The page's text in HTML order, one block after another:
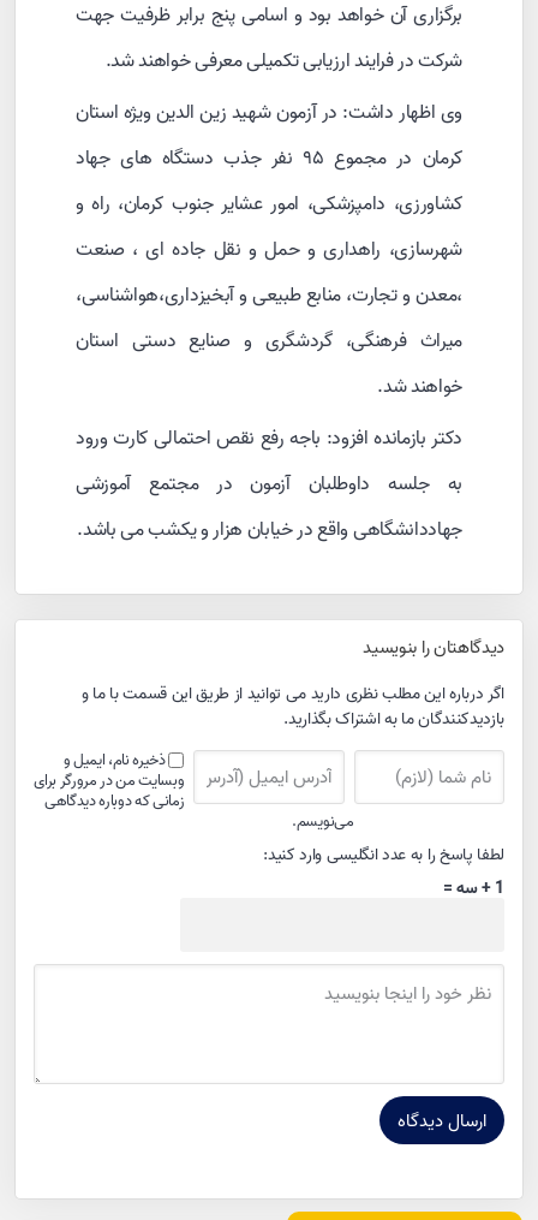
برگزاری آن خواهد بود و اسامی پنج برابر ظرفیت جهت
شرکت در فرایند ارزیابی تکمیلی معرفی خواهند شد.
وی اظهار داشت: در آزمون شهید زین الدین ویژه استان
کرمان در مجموع ۹۵ نفر جذب دستگاه های جهاد
کشاورزی، دامپزشکی، امور عشایر جنوب کرمان، راه و
شهرسازی، راهداری و حمل و نقل جاده ای ، صنعت
،معدن و تجارت، منابع طبیعی و آبخیزداری،هواشناسی،
میراث فرهنگی، گردشگری و صنایع دستی استان
خواهند شد.
دکتر بازمانده افزود: باجه رفع نقص احتمالی کارت ورود
به جلسه داوطلبان آزمون در مجتمع آموزشی
جهاددانشگاهی واقع در خیابان هزار و یکشب می باشد.
دیدگاهتان را بنویسید
اگر درباره این مطلب نظری دارید می توانید از طریق این قسمت با ما و
بازدیدکنندگان ما به اشتراک بگذارید.
ذخیره نام، ایمیل و
وبسایت من در مرورگر برای
زمانی که دوباره دیدگاهی
می‌نویسم.
لطفا پاسخ را به عدد انگلیسی وارد کنید:
1 + سه =